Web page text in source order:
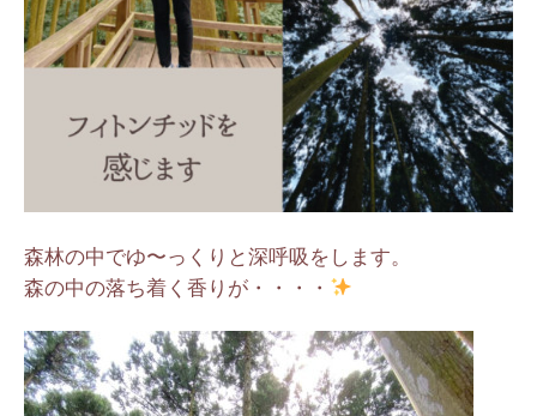
森林の中でゆ〜っくりと深呼吸をします。
森の中の落ち着く香りが・・・・